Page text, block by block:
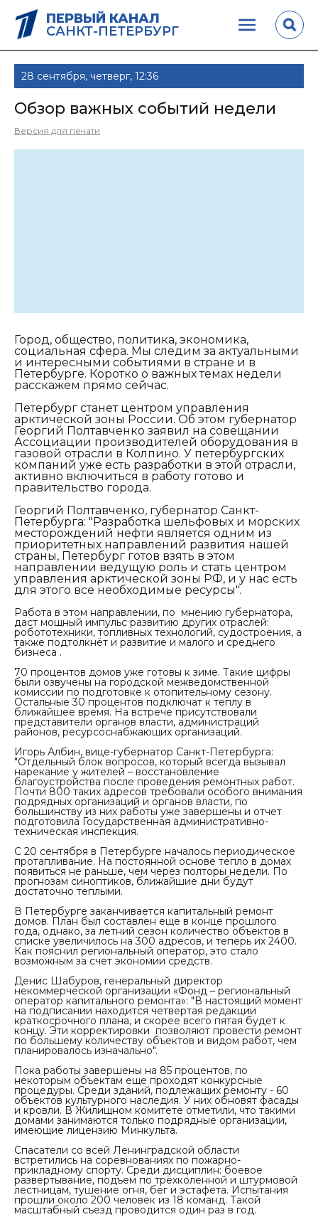
ПЕРВЫЙ КАНАЛ
САНКТ-ПЕТЕРБУРГ
28 сентября, четверг, 12:36
Обзор важных событий недели
Версия для печати
Город, общество, политика, экономика,
социальная сфера. Мы следим за актуальными
и интересными событиями в стране и в
Петербурге. Коротко о важных темах недели
расскажем прямо сейчас.
Петербург станет центром управления
арктической зоны России. Об этом губернатор
Георгий Полтавченко заявил на совещании
Ассоциации производителей оборудования в
газовой отрасли в Колпино. У петербургских
компаний уже есть разработки в этой отрасли,
активно включиться в работу готово и
правительство города.
Георгий Полтавченко, губернатор Санкт-
Петербурга: "Разработка шельфовых и морских
месторождений нефти является одним из
приоритетных направлений развития нашей
страны, Петербург готов взять в этом
направлении ведущую роль и стать центром
управления арктической зоны РФ, и у нас есть
для этого все необходимые ресурсы".
Работа в этом направлении, по мнению губернатора,
даст мощный импульс развитию других отраслей:
робототехники, топливных технологий, судостроения, а
также подтолкнёт и развитие и малого и среднего
бизнеса .
70 процентов домов уже готовы к зиме. Такие цифры
были озвучены на городской межведомственной
комиссии по подготовке к отопительному сезону.
Остальные 30 процентов подключат к теплу в
ближайшее время. На встрече присутствовали
представители органов власти, администраций
районов, ресурсоснабжающих организаций.
Игорь Албин, вице-губернатор Санкт-Петербурга:
"Отдельный блок вопросов, который всегда вызывал
нарекание у жителей – восстановление
благоустройства после проведения ремонтных работ.
Почти 800 таких адресов требовали особого внимания
подрядных организаций и органов власти, по
большинству из них работы уже завершены и отчет
подготовила Государственная административно-
техническая инспекция.
С 20 сентября в Петербурге началось периодическое
протапливание. На постоянной основе тепло в домах
появиться не раньше, чем через полторы недели. По
прогнозам синоптиков, ближайшие дни будут
достаточно теплыми.
В Петербурге заканчивается капитальный ремонт
домов. План был составлен еще в конце прошлого
года, однако, за летний сезон количество объектов в
списке увеличилось на 300 адресов, и теперь их 2400.
Как пояснил региональный оператор, это стало
возможным за счет экономии средств.
Денис Шабуров, генеральный директор
некоммерческой организации «Фонд – региональный
оператор капитального ремонта»: "В настоящий момент
на подписании находится четвертая редакции
краткосрочного плана, и скорее всего пятая будет к
концу. Эти корректировки позволяют провести ремонт
по большему количеству объектов и видом работ, чем
планировалось изначально".
Пока работы завершены на 85 процентов, по
некоторым объектам еще проходят конкурсные
процедуры. Среди зданий, подлежащих ремонту - 60
объектов культурного наследия. У них обновят фасады
и кровли. В Жилищном комитете отметили, что такими
домами занимаются только подрядные организации,
имеющие лицензию Минкульта.
Спасатели со всей Ленинградской области
встретились на соревнованиях по пожарно-
прикладному спорту. Среди дисциплин: боевое
развертывание, подъем по трёхколенной и штурмовой
лестницам, тушение огня, бег и эстафета. Испытания
прошли около 200 человек из 18 команд. Такой
масштабный съезд проводится один раз в год.